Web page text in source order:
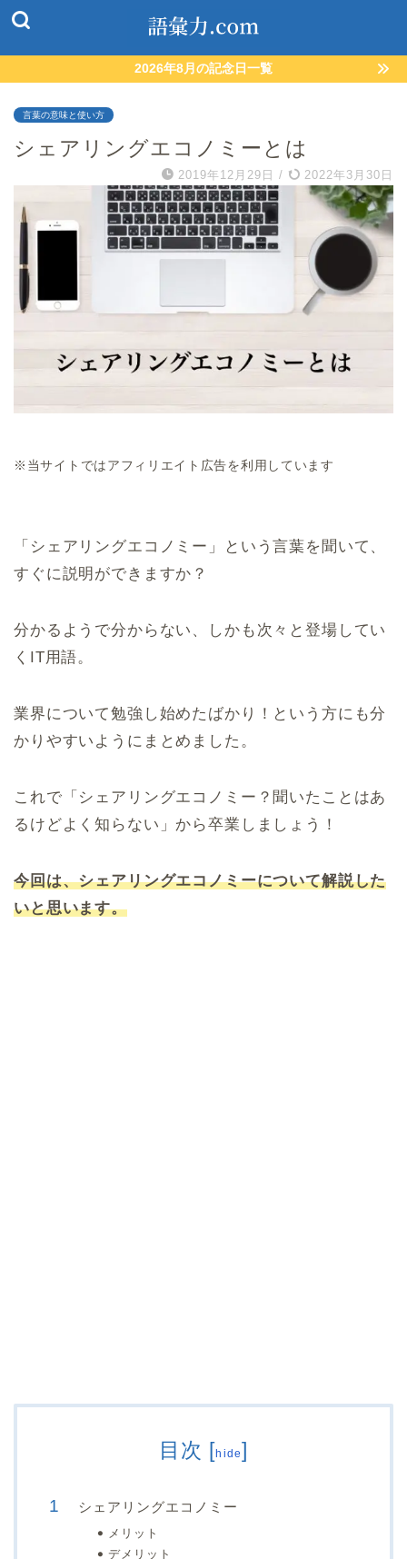
2026年8月の記念日一覧
言葉の意味と使い方
シェアリングエコノミーとは
2019年12月29日 / 2022年3月30日
※当サイトではアフィリエイト広告を利用しています
「シェアリングエコノミー」という言葉を聞いて、
すぐに説明ができますか？
分かるようで分からない、しかも次々と登場してい
くIT用語。
業界について勉強し始めたばかり！という方にも分
かりやすいようにまとめました。
これで「シェアリングエコノミー？聞いたことはあ
るけどよく知らない」から卒業しましょう！
今回は、シェアリングエコノミーについて解説した
いと思います。
目次 [hide]
シェアリングエコノミー
メリット
デメリット